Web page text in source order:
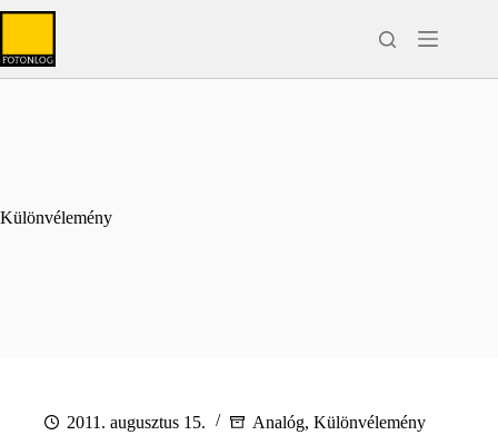
Skip
Különvélemény
2011. augusztus 15. Analóg, Különvélemény